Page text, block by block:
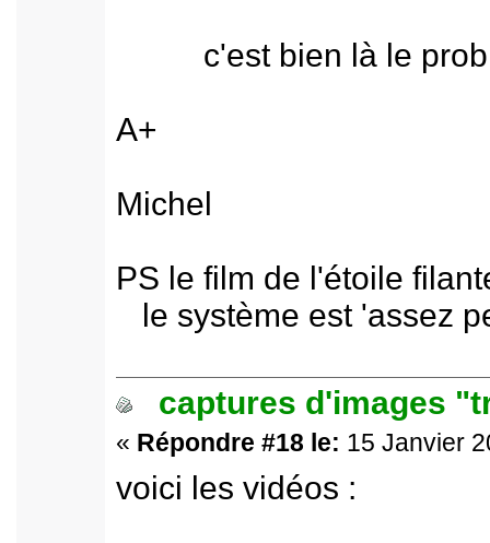
c'est bien là le
A+
Michel
PS le film de l'étoile
le système est 'assez
captures d'images
« Répondre #18 le: 15 Janvier
voici les vidéos :